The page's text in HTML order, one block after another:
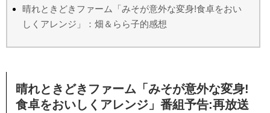
晴れときどきファーム「みそが意外な変身!食卓をおい
しくアレンジ」：畑＆らら子的感想
晴れときどきファーム「みそが意外な変身!
食卓をおいしくアレンジ」番組予告:再放送